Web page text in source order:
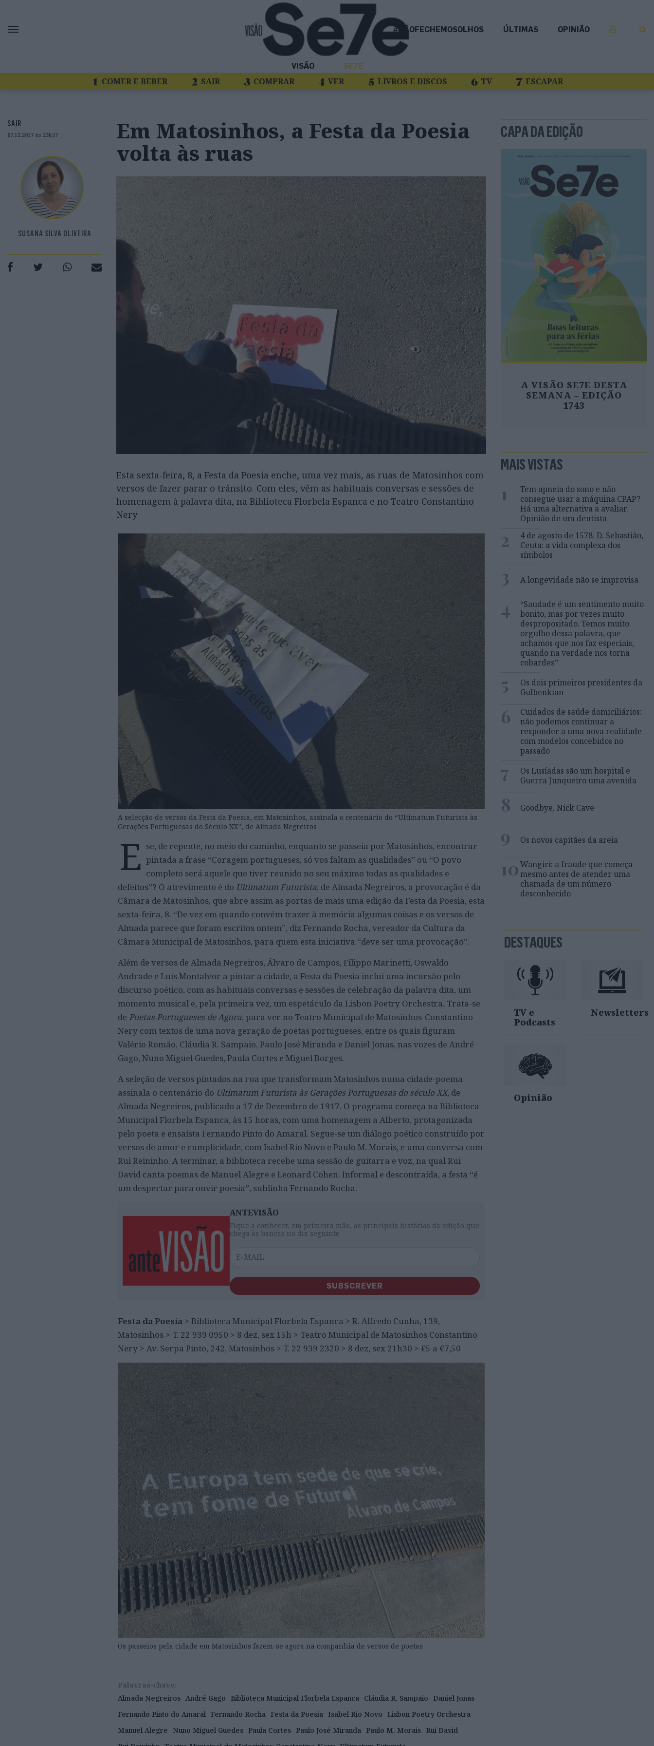
#NÃOFECHEMOSOLHOS ÚLTIMAS OPINIÃO
VISÃO SE7E
COMER E BEBER SAIR COMPRAR VER LIVROS E DISCOS TV ESCAPAR
SAIR
07.12.2017 às 23h57
SUSANA SILVA OLIVEIRA
Em Matosinhos, a Festa da Poesia
volta às ruas
Esta sexta-feira, 8, a Festa da Poesia enche, uma vez mais, as ruas de Matosinhos com
versos de fazer parar o trânsito. Com eles, vêm as habituais conversas e sessões de
homenagem à palavra dita, na Biblioteca Florbela Espanca e no Teatro Constantino
Nery
A selecção de versos da Festa da Poesia, em Matosinhos, assinala o centenário do “Ultimatum Futurista às
Gerações Portuguesas do Século XX”, de Almada Negreiros
E se, de repente, no meio do caminho, enquanto se passeia por Matosinhos, encontrar
pintada a frase “Coragem portugueses, só vos faltam as qualidades” ou “O povo
completo será aquele que tiver reunido no seu máximo todas as qualidades e
defeitos”? O atrevimento é do Ultimatum Futurista, de Almada Negreiros, a provocação é da
Câmara de Matosinhos, que abre assim as portas de mais uma edição da Festa da Poesia, esta
sexta-feira, 8. “De vez em quando convém trazer à memória algumas coisas e os versos de
Almada parece que foram escritos ontem”, diz Fernando Rocha, vereador da Cultura da
Câmara Municipal de Matosinhos, para quem esta iniciativa “deve ser uma provocação”.
Além de versos de Almada Negreiros, Álvaro de Campos, Filippo Marinetti, Oswaldo
Andrade e Luis Montalvor a pintar a cidade, a Festa da Poesia inclui uma incursão pelo
discurso poético, com as habituais conversas e sessões de celebração da palavra dita, um
momento musical e, pela primeira vez, um espetáculo da Lisbon Poetry Orchestra. Trata-se
de Poetas Portugueses de Agora, para ver no Teatro Municipal de Matosinhos-Constantino
Nery com textos de uma nova geração de poetas portugueses, entre os quais figuram
Valério Romão, Cláudia R. Sampaio, Paulo José Miranda e Daniel Jonas, nas vozes de André
Gago, Nuno Miguel Guedes, Paula Cortes e Miguel Borges.
A seleção de versos pintados na rua que transformam Matosinhos numa cidade-poema
assinala o centenário do Ultimatum Futurista às Gerações Portuguesas do século XX, de
Almada Negreiros, publicado a 17 de Dezembro de 1917. O programa começa na Biblioteca
Municipal Florbela Espanca, às 15 horas, com uma homenagem a Alberto, protagonizada
pelo poeta e ensaísta Fernando Pinto do Amaral. Segue-se um diálogo poético construído por
versos de amor e cumplicidade, com Isabel Rio Novo e Paulo M. Morais, e uma conversa com
Rui Reininho. A terminar, a biblioteca recebe uma sessão de guitarra e voz, na qual Rui
David canta poemas de Manuel Alegre e Leonard Cohen. Informal e descontraída, a festa “é
um despertar para ouvir poesia”, sublinha Fernando Rocha.
ANTEVISÃO
Fique a conhecer, em primeira mão, as principais histórias da edição que
chega às bancas no dia seguinte
SUBSCREVER
Festa da Poesia > Biblioteca Municipal Florbela Espanca > R. Alfredo Cunha, 139,
Matosinhos > T. 22 939 0950 > 8 dez, sex 15h > Teatro Municipal de Matosinhos Constantino
Nery > Av. Serpa Pinto, 242, Matosinhos > T. 22 939 2320 > 8 dez, sex 21h30 > €5 a €7,50
Os passeios pela cidade em Matosinhos fazem-se agora na companhia de versos de poetas
Palavras-chave:
Almada Negreiros André Gago Biblioteca Municipal Florbela Espanca Cláudia R. Sampaio
Daniel Jonas
Fernando Pinto do Amaral Fernando Rocha Festa da Poesia Isabel Rio Novo
Lisbon Poetry Orchestra
Manuel Alegre
Nuno Miguel Guedes Paula Cortes Paulo José Miranda Paulo M. Morais Rui David
CAPA DA EDIÇÃO
A VISÃO SE7E DESTA
SEMANA – EDIÇÃO
1743
MAIS VISTAS
1
Tem apneia do sono e não
consegue usar a máquina CPAP?
Há uma alternativa a avaliar.
Opinião de um dentista
2
4 de agosto de 1578. D. Sebastião,
Ceuta: a vida complexa dos
símbolos
3 A longevidade não se improvisa
4
“Saudade é um sentimento muito
bonito, mas por vezes muito
despropositado. Temos muito
orgulho dessa palavra, que
achamos que nos faz especiais,
quando na verdade nos torna
cobardes’’
5
Os dois primeiros presidentes da
Gulbenkian
6
Cuidados de saúde domiciliários:
não podemos continuar a
responder a uma nova realidade
com modelos concebidos no
passado
7
Os Lusíadas são um hospital e
Guerra Junqueiro uma avenida
8 Goodbye, Nick Cave
9 Os novos capitães da areia
10Wangiri: a fraude que começa
mesmo antes de atender uma
chamada de um número
desconhecido
DESTAQUES
TV e
Podcasts
Newsletters
Opinião